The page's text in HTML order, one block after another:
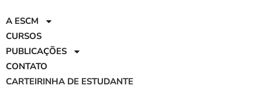
A ESCM
CURSOS
PUBLICAÇÕES
CONTATO
CARTEIRINHA DE ESTUDANTE